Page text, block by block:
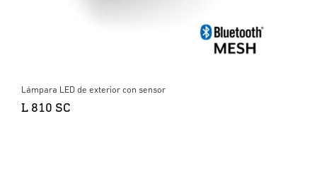
Lámpara LED de exterior con sensor
L 810 SC